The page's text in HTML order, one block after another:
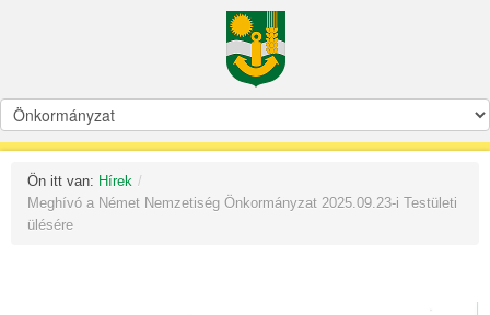
Ön itt van: Hírek /
Meghívó a Német Nemzetiség Önkormányzat 2025.09.23-i Testületi
ülésére